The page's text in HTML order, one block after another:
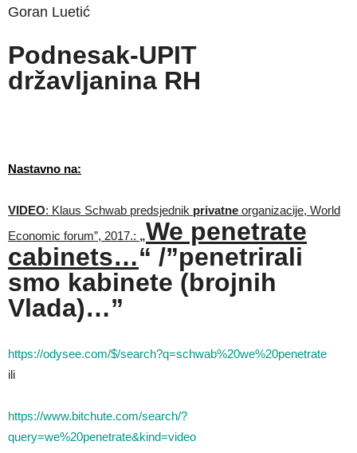
Goran Luetić
Podnesak-UPIT
državljanina RH
Nastavno na:
VIDEO: Klaus Schwab predsjednik privatne organizacije, World
Economic forum”, 2017.: „We penetrate
cabinets…“ /”penetrirali
smo kabinete (brojnih
Vlada)…”
https://odysee.com/$/search?q=schwab%20we%20penetrate
ili
https://www.bitchute.com/search/?
query=we%20penetrate&kind=video